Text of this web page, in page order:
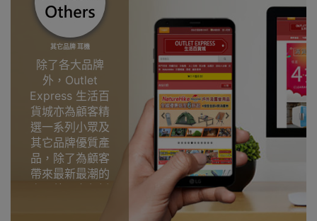
其它品牌 耳機
除了各大品牌
外，Outlet
Express 生活百
貨城亦為顧客精
選一系列小眾及
其它品牌優質產
品，除了為顧客
帶來最新最潮的
產品外，亦包括